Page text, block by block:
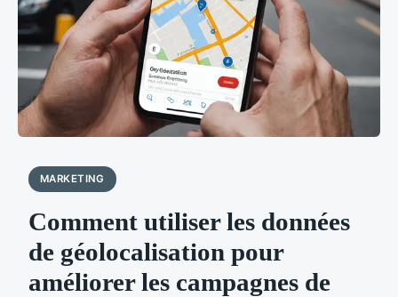
MARKETING
Comment utiliser les données
de géolocalisation pour
améliorer les campagnes de